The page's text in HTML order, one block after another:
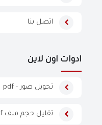
اتصل بنا
ادوات اون لاين
تحويل صور - pdf
تقليل حجم ملف pdf